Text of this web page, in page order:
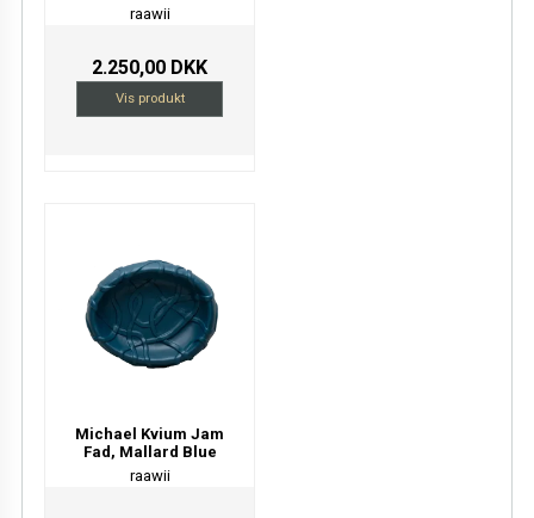
raawii
2.250,00 DKK
Vis produkt
Michael Kvium Jam
Fad, Mallard Blue
raawii